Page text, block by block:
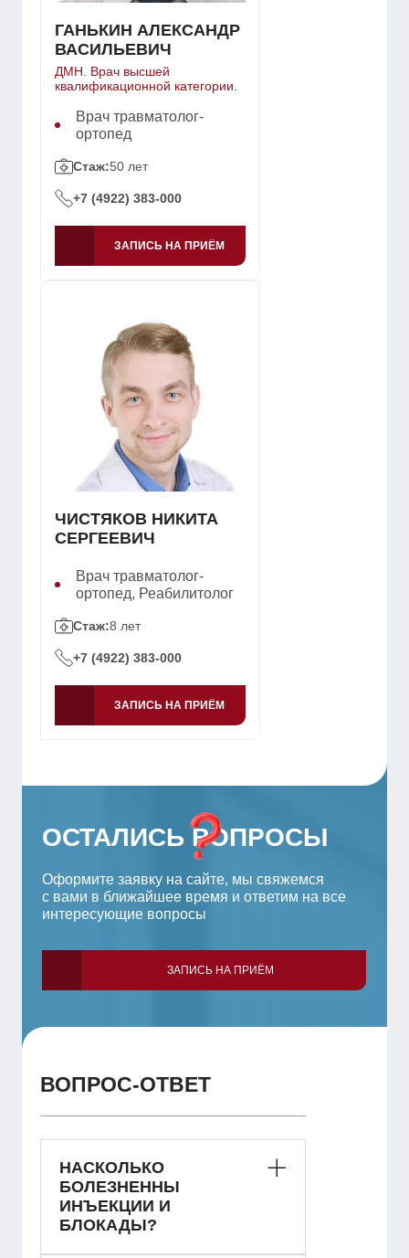
ГАНЬКИН АЛЕКСАНДР
ВАСИЛЬЕВИЧ
ДМН. Врач высшей
квалификационной категории.
Врач травматолог-
ортопед
Стаж:50 лет
+7 (4922) 383-000
ЗАПИСЬ НА ПРИЁМ
ЧИСТЯКОВ НИКИТА
СЕРГЕЕВИЧ
Врач травматолог-
ортопед, Реабилитолог
Стаж:8 лет
+7 (4922) 383-000
ЗАПИСЬ НА ПРИЁМ
ОСТАЛИСЬ ВОПРОСЫ
Оформите заявку на сайте, мы свяжемся
с вами в ближайшее время и ответим на все
интересующие вопросы
ЗАПИСЬ НА ПРИЁМ
ВОПРОС-ОТВЕТ
НАСКОЛЬКО
БОЛЕЗНЕННЫ
ИНЪЕКЦИИ И
БЛОКАДЫ?